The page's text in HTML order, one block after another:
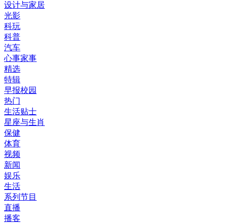
设计与家居
光影
科玩
科普
汽车
心事家事
精选
特辑
早报校园
热门
生活贴士
星座与生肖
保健
体育
视频
新闻
娱乐
生活
系列节目
直播
播客